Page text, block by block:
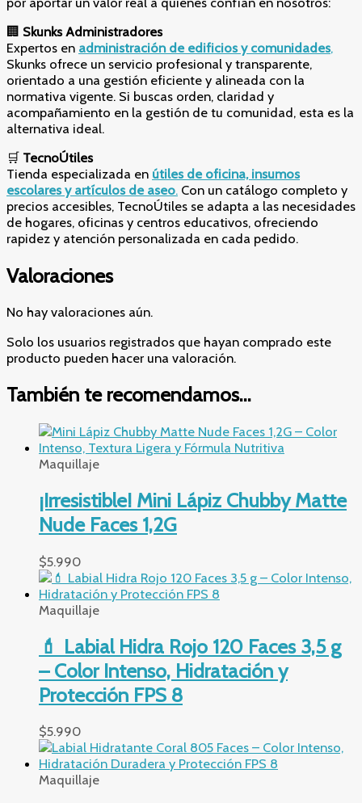
🏢 Skunks Administradores
Expertos en administración de edificios y comunidades,
Skunks ofrece un servicio profesional y transparente,
orientado a una gestión eficiente y alineada con la
normativa vigente. Si buscas orden, claridad y
acompañamiento en la gestión de tu comunidad, esta es la
alternativa ideal.
🛒 TecnoÚtiles
Tienda especializada en útiles de oficina, insumos
escolares y artículos de aseo. Con un catálogo completo y
precios accesibles, TecnoÚtiles se adapta a las necesidades
de hogares, oficinas y centros educativos, ofreciendo
rapidez y atención personalizada en cada pedido.
Valoraciones
No hay valoraciones aún.
Solo los usuarios registrados que hayan comprado este
producto pueden hacer una valoración.
También te recomendamos…
Maquillaje
¡Irresistible! Mini Lápiz Chubby Matte
Nude Faces 1,2G
$5.990
Maquillaje
💄 Labial Hidra Rojo 120 Faces 3,5 g
– Color Intenso, Hidratación y
Protección FPS 8
$5.990
Maquillaje